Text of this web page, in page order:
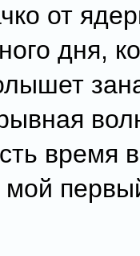
от
дня,
время
мой